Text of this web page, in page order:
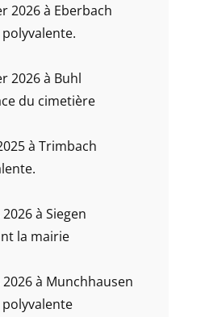
2026 à Eberbach
polyvalente.
2026 à Buhl
du cimetière
à Trimbach
à Siegen
la mairie
à Munchhausen
polyvalente